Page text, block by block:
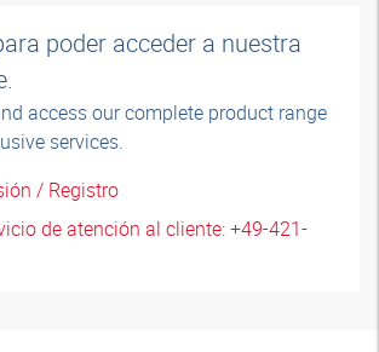
poder acceder a nuestra
access our complete product range
services.
/ Registro
de atención al cliente: +49-421-